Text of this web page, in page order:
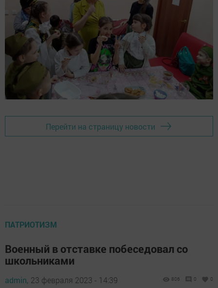
Перейти на страницу новости
ПАТРИОТИЗМ
Военный в отставке побеседовал со
школьниками
admin, 23 февраля 2023 - 14:39 806 0 0